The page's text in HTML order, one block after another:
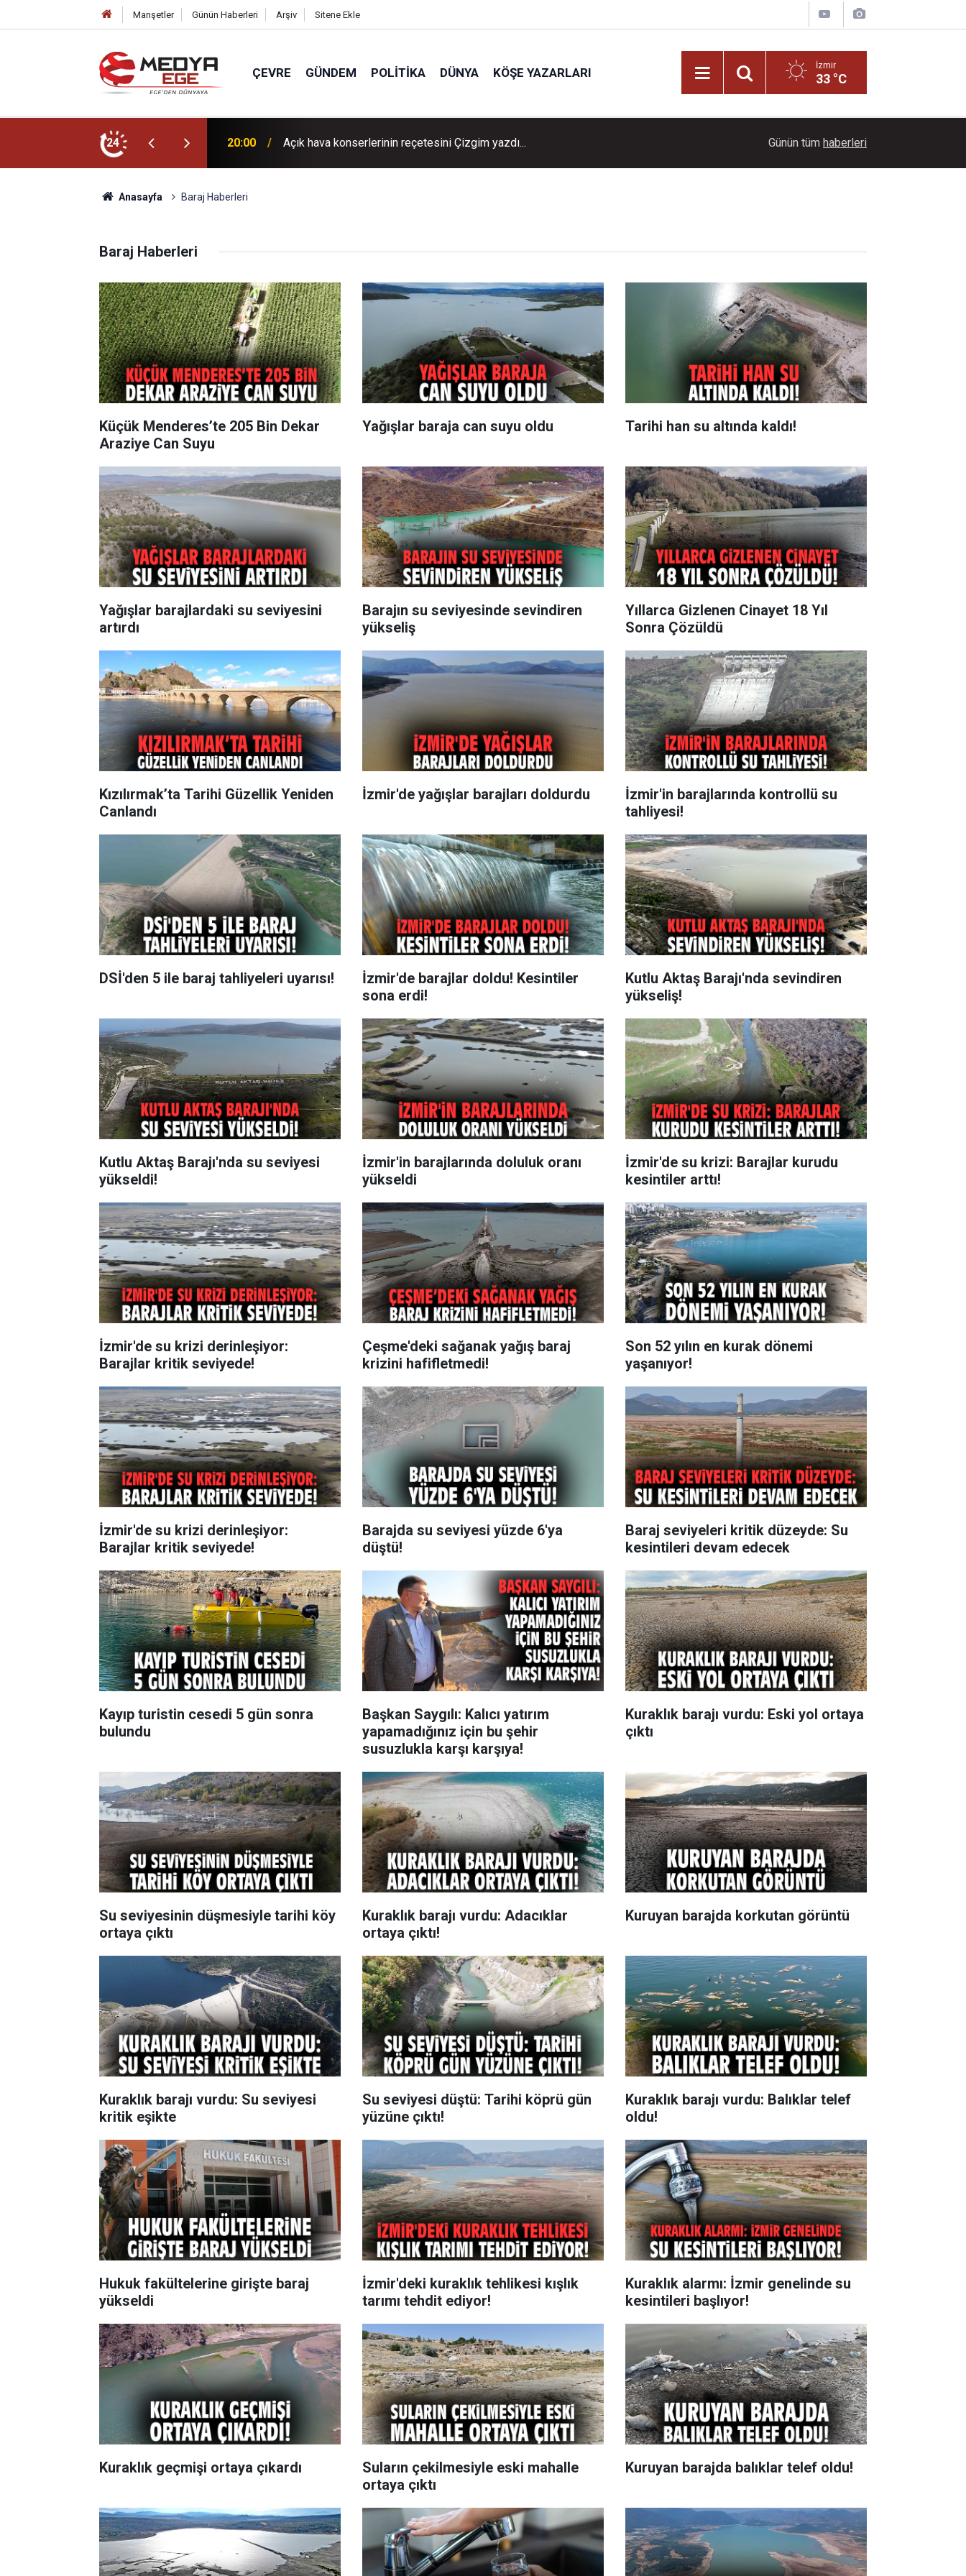
Manşetler Günün Haberleri Arşiv Sitene Ekle
ÇEVRE GÜNDEM POLITIKA DÜNYA KÖŞE YAZARLARI İzmir
33 °C
24
bin kişi akın ediyor 20:00 Açık hava konserlerinin reçetesini Çizgim yazdı... Bakan Yumaklı: "Son 24 yılda milli park sayısını
Günün tüm haberleri
Anasayfa Baraj Haberleri
Baraj Haberleri
Küçük Menderes’te 205 Bin Dekar
Araziye Can Suyu
Yağışlar baraja can suyu oldu Tarihi han su altında kaldı!
Yağışlar barajlardaki su seviyesini
artırdı
Barajın su seviyesinde sevindiren
yükseliş
Yıllarca Gizlenen Cinayet 18 Yıl
Sonra Çözüldü
Kızılırmak’ta Tarihi Güzellik Yeniden
Canlandı
İzmir'de yağışlar barajları doldurdu
İzmir'in barajlarında kontrollü su
tahliyesi!
DSİ'den 5 ile baraj tahliyeleri uyarısı!
İzmir'de barajlar doldu! Kesintiler
sona erdi!
Kutlu Aktaş Barajı'nda sevindiren
yükseliş!
Kutlu Aktaş Barajı'nda su seviyesi
yükseldi!
İzmir'in barajlarında doluluk oranı
yükseldi
İzmir'de su krizi: Barajlar kurudu
kesintiler arttı!
İzmir'de su krizi derinleşiyor:
Barajlar kritik seviyede!
Çeşme'deki sağanak yağış baraj
krizini hafifletmedi!
Son 52 yılın en kurak dönemi
yaşanıyor!
İzmir'de su krizi derinleşiyor:
Barajlar kritik seviyede!
Barajda su seviyesi yüzde 6'ya
düştü!
Baraj seviyeleri kritik düzeyde: Su
kesintileri devam edecek
Kayıp turistin cesedi 5 gün sonra
bulundu
Başkan Saygılı: Kalıcı yatırım
yapamadığınız için bu şehir
susuzlukla karşı karşıya!
Kuraklık barajı vurdu: Eski yol ortaya
çıktı
Su seviyesinin düşmesiyle tarihi köy
ortaya çıktı
Kuraklık barajı vurdu: Adacıklar
ortaya çıktı!
Kuruyan barajda korkutan görüntü
Kuraklık barajı vurdu: Su seviyesi
kritik eşikte
Su seviyesi düştü: Tarihi köprü gün
yüzüne çıktı!
Kuraklık barajı vurdu: Balıklar telef
oldu!
Hukuk fakültelerine girişte baraj
yükseldi
İzmir'deki kuraklık tehlikesi kışlık
tarımı tehdit ediyor!
Kuraklık alarmı: İzmir genelinde su
kesintileri başlıyor!
Kuraklık geçmişi ortaya çıkardı
Suların çekilmesiyle eski mahalle
ortaya çıktı
Kuruyan barajda balıklar telef oldu!